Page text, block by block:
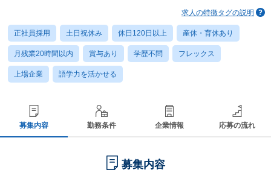
求人の特徴タグの説明
正社員採用 土日祝休み 休日120日以上 産休・育休あり
月残業20時間以内 賞与あり 学歴不問 フレックス
上場企業 語学力を活かせる
募集内容 勤務条件 企業情報 応募の流れ
募集内容